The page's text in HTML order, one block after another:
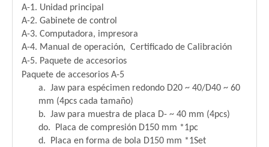
A-1. Unidad principal
A-2. Gabinete de control
A-3. Computadora, impresora
A-4. Manual de operación, Certificado de Calibración
A-5. Paquete de accesorios
Paquete de accesorios A-5
a. Jaw para espécimen redondo D20 ~ 40/D40 ~ 60
mm (4pcs cada tamaño)
b. Jaw para muestra de placa D- ~ 40 mm (4pcs)
do. Placa de compresión D150 mm *1pc
d. Placa en forma de bola D150 mm *1Set